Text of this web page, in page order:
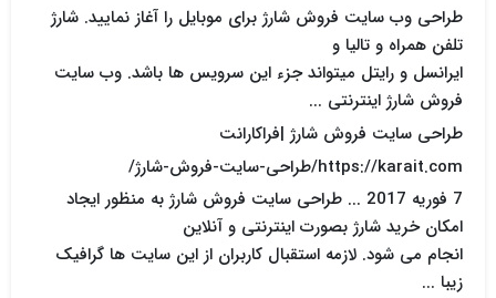
طراحی وب سایت فروش شارژ برای موبایل را آغاز نمایید. شارژ
تلفن همراه و تالیا و
ایرانسل و رایتل میتواند جزء این سرویس ها باشد. وب سایت
فروش شارژ اینترنتی ...
طراحی سایت فروش شارژ |فراکارانت
https://karait.com/طراحی-سایت-فروش-شارژ/
7 فوریه 2017 ... طراحی سایت فروش شارژ به منظور ایجاد
امکان خرید شارژ بصورت اینترنتی و آنلاین
انجام می شود. لازمه استقبال کاربران از این سایت ها گرافیک
زیبا ...